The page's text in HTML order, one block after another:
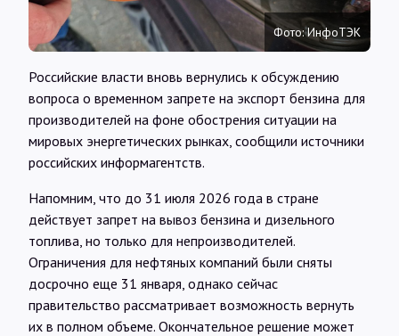
О нас
@Infotek_Russia
Фото: ИнфоТЭК
Российские власти вновь вернулись к обсуждению
вопроса о временном запрете на экспорт бензина для
производителей на фоне обострения ситуации на
мировых энергетических рынках, сообщили источники
российских информагентств.
Напомним, что до 31 июля 2026 года в стране
действует запрет на вывоз бензина и дизельного
топлива, но только для непроизводителей.
Ограничения для нефтяных компаний были сняты
досрочно еще 31 января, однако сейчас
правительство рассматривает возможность вернуть
их в полном объеме. Окончательное решение может